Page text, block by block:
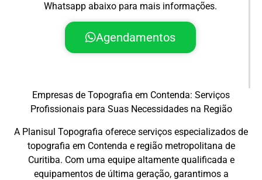
Whatsapp abaixo para mais informações.
Agendamentos
Empresas de Topografia em Contenda: Serviços
Profissionais para Suas Necessidades na Região
A Planisul Topografia oferece serviços especializados de
topografia em Contenda e região metropolitana de
Curitiba. Com uma equipe altamente qualificada e
equipamentos de última geração, garantimos a